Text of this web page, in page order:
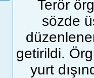
Terör
sözde
getirildi.
yurt